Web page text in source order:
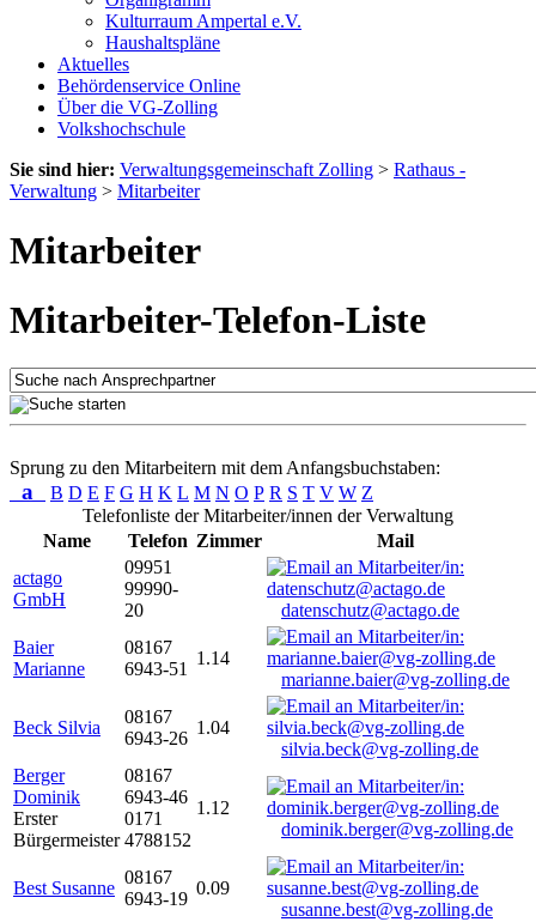
Kulturraum Ampertal e.V.
Haushaltspläne
Aktuelles
Behördenservice Online
Über die VG-Zolling
Volkshochschule
Sie sind hier: Verwaltungsgemeinschaft Zolling > Rathaus -
Verwaltung > Mitarbeiter
Mitarbeiter
Mitarbeiter-Telefon-Liste
Sprung zu den Mitarbeitern mit dem Anfangsbuchstaben:
a B D E F G H K L M N O P R S T V W Z
Telefonliste der Mitarbeiter/innen der Verwaltung
Name
Telefon Zimmer
Mail
actago
GmbH
09951
99990-
20
datenschutz@actago.de
Baier
Marianne
08167
6943-51
1.14
marianne.baier@vg-zolling.de
Beck Silvia
08167
6943-26
1.04
silvia.beck@vg-zolling.de
Berger
Dominik
Erster
Bürgermeister
08167
6943-46
0171
4788152
1.12
dominik.berger@vg-zolling.de
Best Susanne
08167
6943-19
0.09
susanne.best@vg-zolling.de